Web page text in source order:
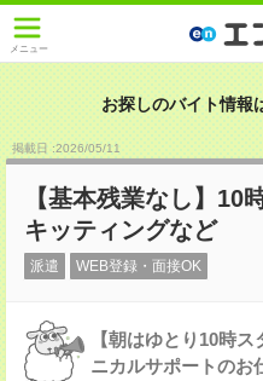
メニュー
お探しのバイト情報
掲載日 :2026/05/11
【基本残業なし】10
キッティングなど
派遣 WEB登録・面接OK
【朝はゆとり10時
ニカルサポートのお